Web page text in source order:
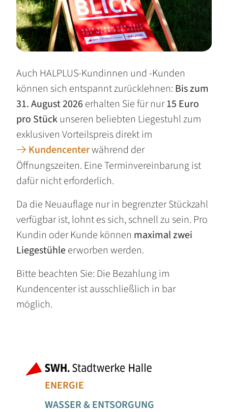
Auch HALPLUS-Kundinnen und -Kunden
können sich entspannt zurücklehnen: Bis zum
31. August 2026 erhalten Sie für nur15 Euro
pro Stückunseren beliebten Liegestuhl zum
exklusiven Vorteilspreis direkt im
Kundencenterwährend der
Öffnungszeiten. Eine Terminvereinbarung ist
dafür nicht erforderlich.
Da die Neuauflage nur in begrenzter Stückzahl
verfügbar ist, lohnt es sich, schnell zu sein. Pro
Kundin oder Kunde können maximal zwei
Liegestühleerworben werden.
Bitte beachten Sie: Die Bezahlung im
Kundencenter ist ausschließlich in bar
möglich.
Bereiche der
ENERGIE
WASSER & ENTSORGUNG